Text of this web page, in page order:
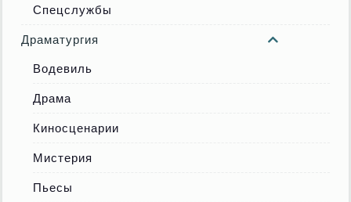
Спецслужбы
Драматургия
Водевиль
Драма
Киносценарии
Мистерия
Пьесы